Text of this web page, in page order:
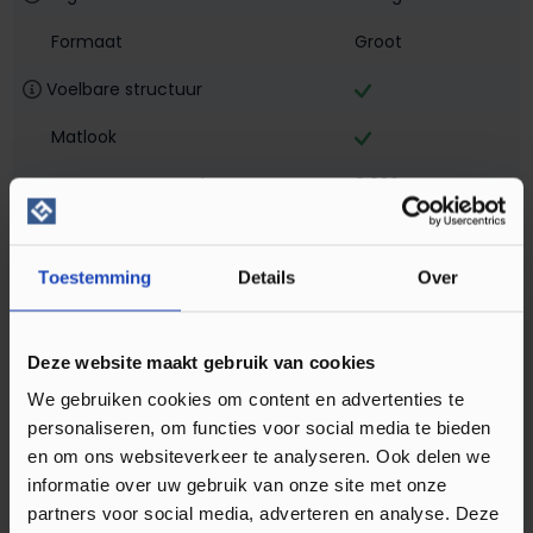
Toestemming Details Over
Deze website maakt gebruik van cookies
We gebruiken cookies om content en advertenties te
personaliseren, om functies voor social media te bieden
en om ons websiteverkeer te analyseren. Ook delen we
informatie over uw gebruik van onze site met onze
partners voor social media, adverteren en analyse. Deze
Formaat
Groot
Voelbare structuur
Matlook
warmteweerstand
0,036
Vloerverwarming geschikt
Slijtlaag
0,55mm
Lengte in cm
153,2
Breedte in cm
23,6
Dikte in mm
2,5